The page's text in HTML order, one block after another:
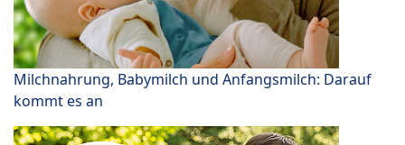
Milchnahrung, Babymilch und Anfangsmilch: Darauf
kommt es an